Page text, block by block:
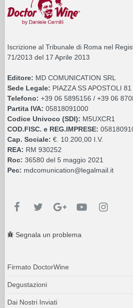
Iscrizione al Tribunale di Roma nel
71/2013 del 17 Aprile 2013
Editore: MD COMUNICATION SRL
Sede Legale: PIAZZA SS APOSTOLI
Telefono: +39 06 5895156 / +39 06
Partita IVA: 05818091000
Codice Univoco (SDI): M5UXCR1
COD.FISC. e REG.IMPRESE:
Cap. Sociale: €. 10.200,00 I.V.
REA: RM 930252
Roc: 36580 del 5 maggio 2021
Pec: mdcomunication@legalmail.it
Segnala un problema
Firmato DoctorWine
Degustazioni
Dai Nostri Inviati